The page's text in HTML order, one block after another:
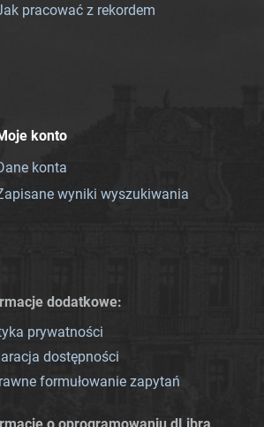
pracować z rekordem
konto
konta
wyniki wyszukiwania
dodatkowe:
prywatności
dostępności
formułowanie zapytań